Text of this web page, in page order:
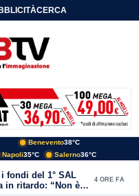
CERCA
Benevento38°C
Napoli35°C Salerno36°C
fondi del 1° SAL
in ritardo: “Non è
4 ORE FA